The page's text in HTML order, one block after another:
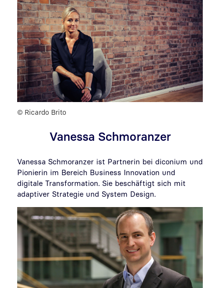
warum Mut zu Experimenten, Fehlern und Lernen ein
wichtiger Teil moderner Innovation ist. Vanessa
Schmoranzer von diconium strategy betont die Rolle
von Führungskräften, die Rahmenbedingungen für
Innovation, Eigenverantwortung und
unternehmerisches Denken schaffen. Anhand von
Beispielen aus der Produktentwicklung wird deutlich,
wie Trial-and-Error-Prozesse Ideen in erfolgreiche
Lösungen verwandeln.
© Ricardo Brito
Vanessa Schmoranzer
Vanessa Schmoranzer ist Partnerin bei diconium und
Pionierin im Bereich Business Innovation und
digitale Transformation. Sie beschäftigt sich mit
adaptiver Strategie und System Design.